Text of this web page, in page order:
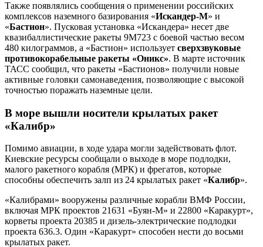
Также появлялись сообщения о применении российских
комплексов наземного базирования «Искандер-М» и
«Бастион». Пусковая установка «Искандера» несет две
квазибаллистические ракеты 9М723 с боевой частью весом
480 килограммов, а «Бастион» использует сверхзвуковые
противокорабельные ракеты «Оникс». В марте источник
ТАСС сообщил, что ракеты «Бастионов» получили новые
активные головки самонаведения, позволяющие с высокой
точностью поражать наземные цели.
В море вышли носители крылатых ракет
«Калибр»
Помимо авиации, в ходе удара могли задействовать флот.
Киевские ресурсы сообщали о выходе в море подлодки,
малого ракетного корабля (МРК) и фрегатов, которые
способны обеспечить залп из 24 крылатых ракет «Калибр».
«Калибрами» вооружены различные корабли ВМФ России,
включая МРК проектов 21631 «Буян-М» и 22800 «Каракурт»,
корветы проекта 20385 и дизель-электрические подлодки
проекта 636.3. Один «Каракурт» способен нести до восьми
крылатых ракет.